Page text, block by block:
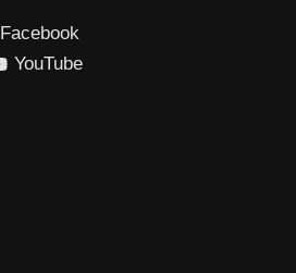
Facebook
YouTube